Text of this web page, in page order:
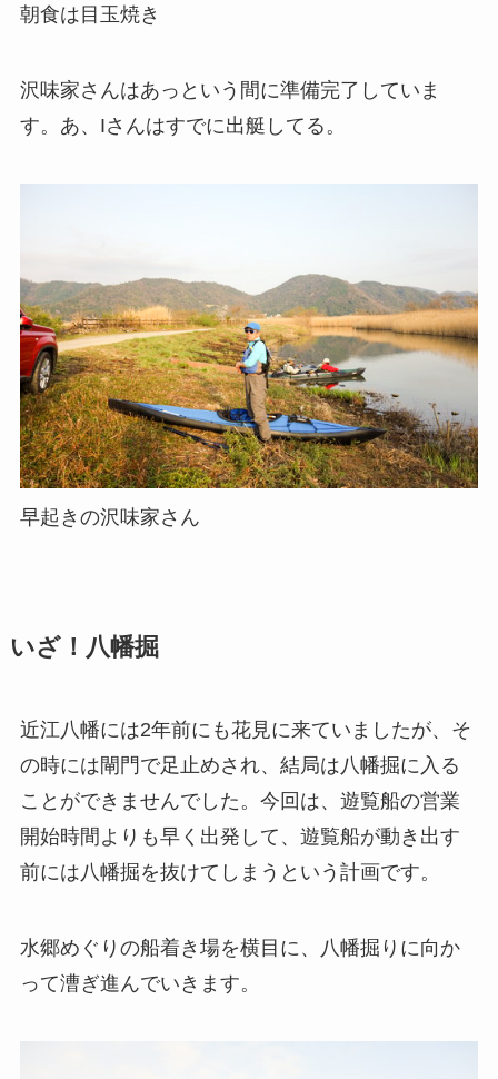
朝食は目玉焼き
沢味家さんはあっという間に準備完了していま
す。あ、Iさんはすでに出艇してる。
早起きの沢味家さん
いざ！八幡掘
近江八幡には2年前にも花見に来ていましたが、そ
の時には閘門で足止めされ、結局は八幡掘に入る
ことができませんでした。今回は、遊覧船の営業
開始時間よりも早く出発して、遊覧船が動き出す
前には八幡掘を抜けてしまうという計画です。
水郷めぐりの船着き場を横目に、八幡掘りに向か
って漕ぎ進んでいきます。